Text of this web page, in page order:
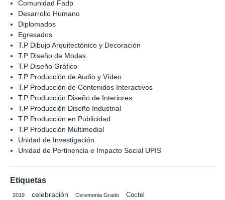
Comunidad Fadp
Desarrollo Humano
Diplomados
Egresados
T.P Dibujo Arquitectónico y Decoración
T.P Diseño de Modas
T.P Diseño Gráfico
T.P Producción de Audio y Vídeo
T.P Producción de Contenidos Interactivos
T.P Producción Diseño de Interiores
T.P Producción Diseño Industrial
T.P Producción en Publicidad
T.P Producción Multimedial
Unidad de Investigación
Unidad de Pertinencia e Impacto Social UPIS
Etiquetas
2019 celebración Ceremonia Grado Coctel